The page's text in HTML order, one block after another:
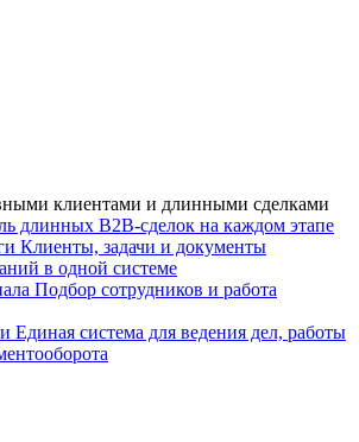
клиентами и длинными сделками
длинных B2B-сделок на каждом этапе
Клиенты, задачи и документы
в одной системе
Подбор сотрудников и работа
Единая система для ведения дел, работы